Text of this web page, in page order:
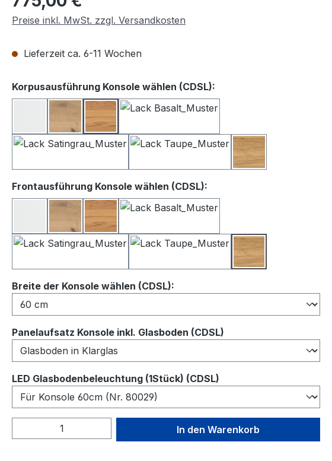
Preise inkl. MwSt. zzgl. Versandkosten
Lieferzeit ca. 6-11 Wochen
Korpusausführung Konsole wählen (CDSL):
BalkeneicheKernbuche
Wildeiche
Frontausführung Konsole wählen (CDSL):
BalkeneicheKernbuche
Wildeiche
Breite der Konsole wählen (CDSL):
Panelaufsatz Konsole inkl. Glasboden (CDSL)
LED Glasbodenbeleuchtung (1Stück) (CDSL)
Produkt Anzahl: Gib den gewünschten Wert
In den Warenkorb